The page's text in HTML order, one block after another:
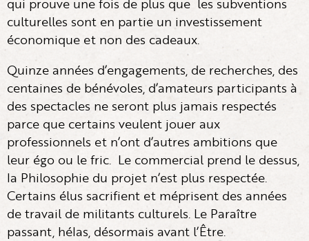
culturelles sont en partie un investissement
économique et non des cadeaux.
Quinze années d’engagements, de recherches, des
centaines de bénévoles, d’amateurs participants à
des spectacles ne seront plus jamais respectés
parce que certains veulent jouer aux
professionnels et n’ont d’autres ambitions que
leur égo ou le fric. Le commercial prend le dessus,
la Philosophie du projet n’est plus respectée.
Certains élus sacrifient et méprisent des années
de travail de militants culturels. Le Paraître
passant, hélas, désormais avant l’Être.